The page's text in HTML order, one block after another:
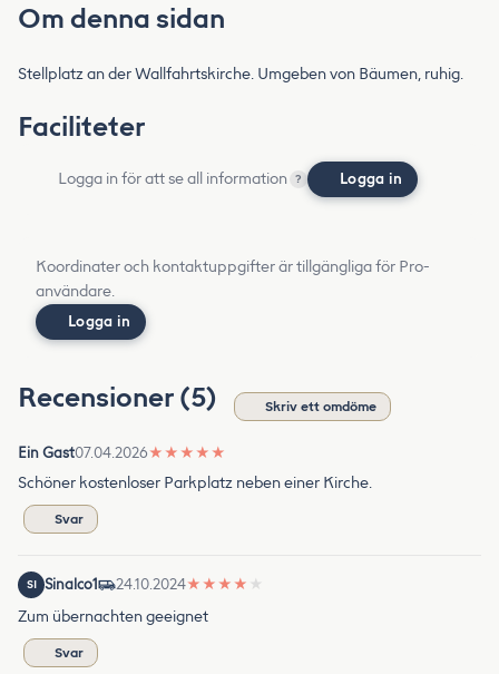
Om denna sidan
Stellplatz an der Wallfahrtskirche. Umgeben von Bäumen, ruhig.
Faciliteter
Logga in för att se all information ? Logga in
Koordinater och kontaktuppgifter är tillgängliga för Pro-
användare.
Logga in
Recensioner (5) Skriv ett omdöme
Ein Gast07.04.2026★ ★ ★ ★ ★
Schöner kostenloser Parkplatz neben einer Kirche.
Svar
SI Sinalco1 24.10.2024★ ★ ★ ★ ★
Zum übernachten geeignet
Svar